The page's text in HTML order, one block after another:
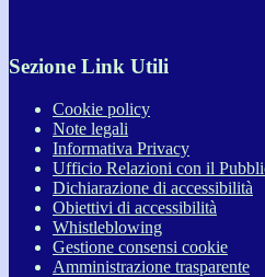
Sezione Link Utili
Cookie policy
Note legali
Informativa Privacy
Ufficio Relazioni con il
Dichiarazione di accessibilità
Obiettivi di accessibilità
Whistleblowing
Gestione consensi cookie
Amministrazione trasparente